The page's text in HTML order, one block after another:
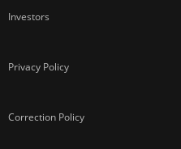
Investors
Privacy Policy
Correction Policy